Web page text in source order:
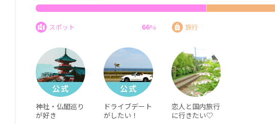
スポット 66% 旅行
神社・仏閣巡り
が好き
ドライブデート
がしたい！
恋人と国内旅行
に行きたい♡